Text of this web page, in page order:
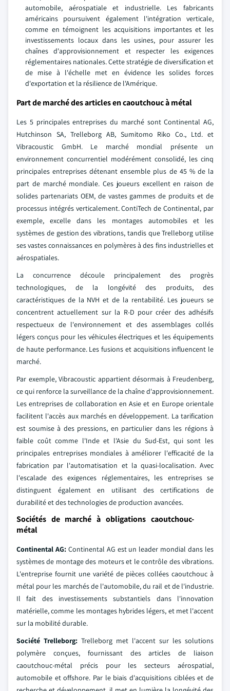
automobile, aérospatiale et industrielle. Les fabricants
américains poursuivent également l'intégration verticale,
comme en témoignent les acquisitions importantes et les
investissements locaux dans les usines, pour assurer les
chaînes d'approvisionnement et respecter les exigences
réglementaires nationales. Cette stratégie de diversification et
de mise à l'échelle met en évidence les solides forces
d'exportation et la résilience de l'Amérique.
Part de marché des articles en caoutchouc à métal
Les 5 principales entreprises du marché sont Continental AG,
Hutchinson SA, Trelleborg AB, Sumitomo Riko Co., Ltd. et
Vibracoustic GmbH. Le marché mondial présente un
environnement concurrentiel modérément consolidé, les cinq
principales entreprises détenant ensemble plus de 45 % de la
part de marché mondiale. Ces joueurs excellent en raison de
solides partenariats OEM, de vastes gammes de produits et de
processus intégrés verticalement. ContiTech de Continental, par
exemple, excelle dans les montages automobiles et les
systèmes de gestion des vibrations, tandis que Trelleborg utilise
ses vastes connaissances en polymères à des fins industrielles et
aérospatiales.
La concurrence découle principalement des progrès
technologiques, de la longévité des produits, des
caractéristiques de la NVH et de la rentabilité. Les joueurs se
concentrent actuellement sur la R-D pour créer des adhésifs
respectueux de l'environnement et des assemblages collés
légers conçus pour les véhicules électriques et les équipements
de haute performance. Les fusions et acquisitions influencent le
marché.
Par exemple, Vibracoustic appartient désormais à Freudenberg,
ce qui renforce la surveillance de la chaîne d'approvisionnement.
Les entreprises de collaboration en Asie et en Europe orientale
facilitent l'accès aux marchés en développement. La tarification
est soumise à des pressions, en particulier dans les régions à
faible coût comme l'Inde et l'Asie du Sud-Est, qui sont les
principales entreprises mondiales à améliorer l'efficacité de la
fabrication par l'automatisation et la quasi-localisation. Avec
l'escalade des exigences réglementaires, les entreprises se
distinguent également en utilisant des certifications de
durabilité et des technologies de production avancées.
Sociétés de marché à obligations caoutchouc-
métal
Continental AG: Continental AG est un leader mondial dans les
systèmes de montage des moteurs et le contrôle des vibrations.
L'entreprise fournit une variété de pièces collées caoutchouc à
métal pour les marchés de l'automobile, du rail et de l'industrie.
Il fait des investissements substantiels dans l'innovation
matérielle, comme les montages hybrides légers, et met l'accent
sur la mobilité durable.
Société Trelleborg: Trelleborg met l'accent sur les solutions
polymère conçues, fournissant des articles de liaison
caoutchouc-métal précis pour les secteurs aérospatial,
automobile et offshore. Par le biais d'acquisitions ciblées et de